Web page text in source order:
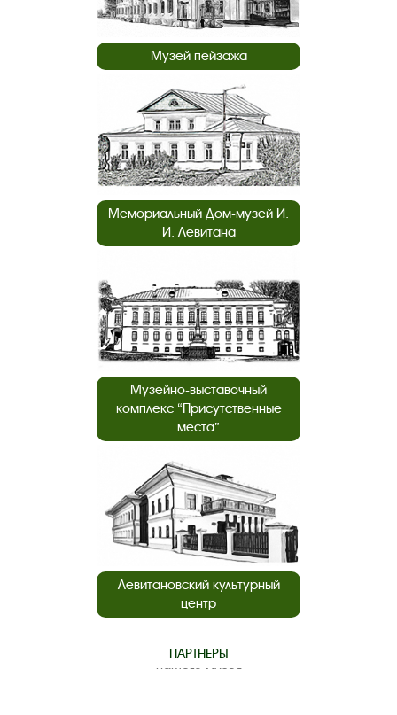
Музей пейзажа
Мемориальный Дом-музей И.
И. Левитана
Музейно-выставочный
комплекс “Присутственные
места”
Левитановский культурный
центр
ПАРТНЕРЫ
нашего музея